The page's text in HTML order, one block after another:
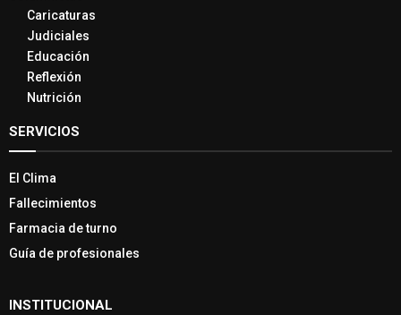
Caricaturas
Judiciales
Educación
Reflexión
Nutrición
SERVICIOS
El Clima
Fallecimientos
Farmacia de turno
Guía de profesionales
INSTITUCIONAL